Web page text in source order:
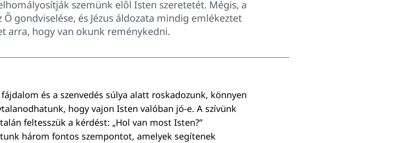
szemünk elől Isten szeretetét. Mégis, a
Ő gondviselése, és Jézus áldozata mindig emlékeztet
arra, hogy van okunk reménykedni.
és a szenvedés súlya alatt roskadozunk, könnyen
hogy vajon Isten valóban jó-e. A szívünk
feltesszük a kérdést: „Hol van most Isten?”
három fontos szempontot, amelyek segítenek